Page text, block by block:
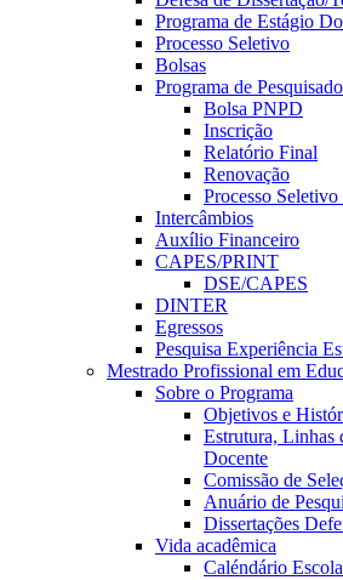
Programa de Estágio
Processo Seletivo
Bolsas
Programa de
Bolsa PNPD
Inscrição
Relatório Final
Renovação
Processo
Intercâmbios
Auxílio Financeiro
CAPES/PRINT
DSE/CAPES
DINTER
Egressos
Pesquisa Experiência
Mestrado Profissional em
Sobre o Programa
Objetivos e
Estrutura, Linhas
Docente
Comissão de
Anuário de
Dissertações
Vida acadêmica
Caléndário